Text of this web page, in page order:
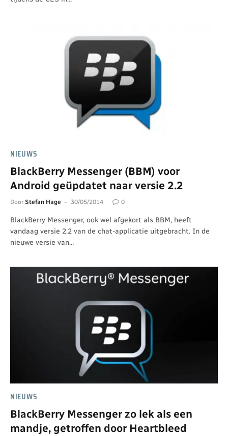
NIEUWS
BlackBerry Messenger (BBM) voor
Android geüpdatet naar versie 2.2
Door Stefan Hage 30/05/2014 0
BlackBerry Messenger, ook wel afgekort als BBM, heeft
vandaag versie 2.2 van de chat-applicatie uitgebracht. In de
nieuwe versie van…
NIEUWS
BlackBerry Messenger zo lek als een
mandje, getroffen door Heartbleed